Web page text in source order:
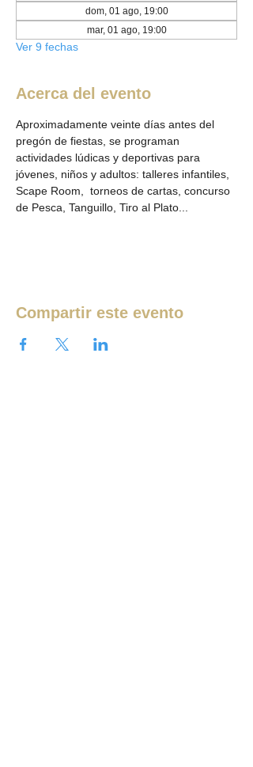
dom, 01 ago, 19:00
mar, 01 ago, 19:00
Ver 9 fechas
Acerca del evento
Aproximadamente veinte días antes del
pregón de fiestas, se programan
actividades lúdicas y deportivas para
jóvenes, niños y adultos: talleres infantiles,
Scape Room,  torneos de cartas, concurso
de Pesca, Tanguillo, Tiro al Plato...
Compartir este evento